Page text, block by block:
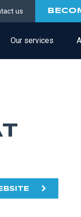
us
Our services